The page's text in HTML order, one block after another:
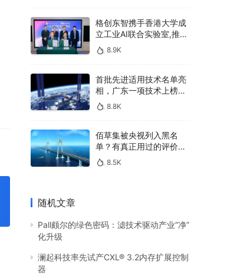
格创东智携手香港大学成
立工业AI联合实验室,推进
AMHS智能物料搬运调度
系统研发
8.9K
首批先进适用技术名单亮
相，广东一项技术上榜，
有何独特之处？
8.8K
佰草集被央视列入黑名
单？有真正用过的评价
吗？8.5K
随机文章
Pall颇尔的绿色密码：滤技术驱动产业“净”
化升级
澜起科技率先试产CXL® 3.2内存扩展控制
器